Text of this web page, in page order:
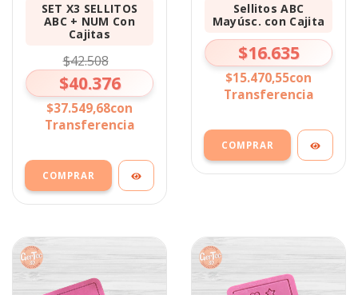
SET X3 SELLITOS
ABC + NUM Con
Cajitas
$42.508
$40.376
$37.549,68con
Transferencia
Sellitos ABC
Mayúsc. con Cajita
$16.635
$15.470,55con
Transferencia